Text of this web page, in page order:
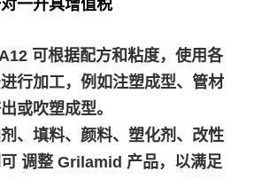
一开具增值税
可根据配方和粘度，使用各
行加工，例如注塑成型、管材
或吹塑成型。
、填料、颜料、塑化剂、改性
调整 Grilamid 产品，以满足